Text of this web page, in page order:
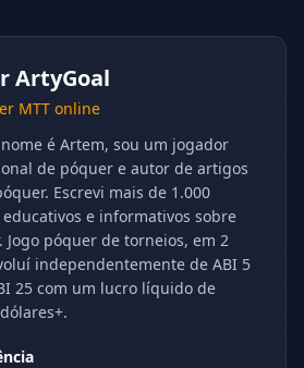
ArtyGoal
MTT online
é Artem, sou um jogador
de póquer e autor de artigos
Escrevi mais de 1.000
e informativos sobre
Jogo póquer de torneios, em 2
independentemente de ABI 5
25 com um lucro líquido de